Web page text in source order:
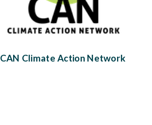
CAN Climate Action Network